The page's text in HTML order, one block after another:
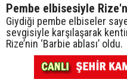
Pembe elbisesiyle
Giydiği pembe elbiseler
sevgisiyle karşılaşarak
Rize’nin ‘Barbie ablası’ oldu.